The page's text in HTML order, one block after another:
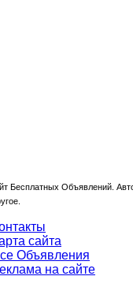
Бесплатных Объявлений.
сайта
Объявления
на сайте